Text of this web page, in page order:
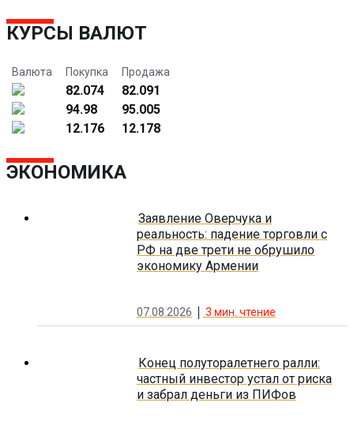
КУРСЫ ВАЛЮТ
Валюта Покупка Продажа
82.074
82.091
94.98
95.005
12.176
12.178
ЭКОНОМИКА
Заявление Оверчука и
реальность: падение торговли с
РФ на две трети не обрушило
экономику Армении
07.08.2026 3 мин. чтение
Конец полуторалетнего ралли:
частный инвестор устал от риска
и забрал деньги из ПИФов